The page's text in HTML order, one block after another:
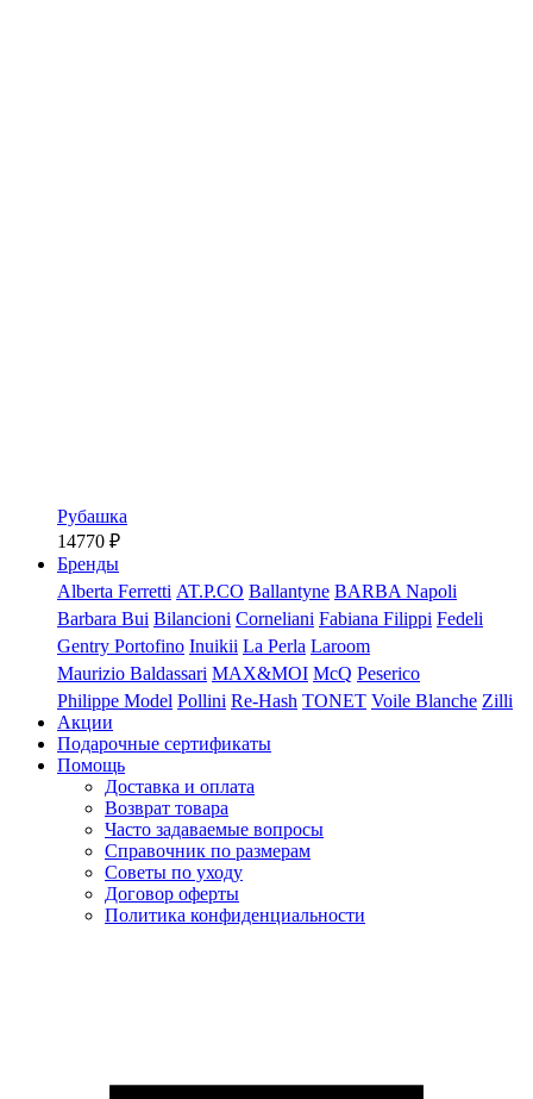
Рубашка
14770 ₽
Бренды
Alberta Ferretti AT.P.CO Ballantyne BARBA Napoli
Barbara Bui Bilancioni Corneliani Fabiana Filippi Fedeli
Gentry Portofino Inuikii La Perla Laroom
Maurizio Baldassari MAX&MOI McQ Peserico
Philippe Model Pollini Re-Hash TONET Voile Blanche Zilli
Акции
Подарочные сертификаты
Помощь
Доставка и оплата
Возврат товара
Часто задаваемые вопросы
Справочник по размерам
Советы по уходу
Договор оферты
Политика конфиденциальности